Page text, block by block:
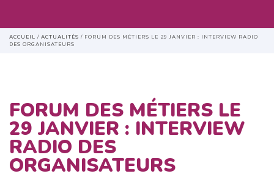
ACCUEIL / ACTUALITÉS / FORUM DES MÉTIERS LE 29 JANVIER : INTERVIEW RADIO
DES ORGANISATEURS
FORUM DES MÉTIERS LE
29 JANVIER : INTERVIEW
RADIO DES
ORGANISATEURS